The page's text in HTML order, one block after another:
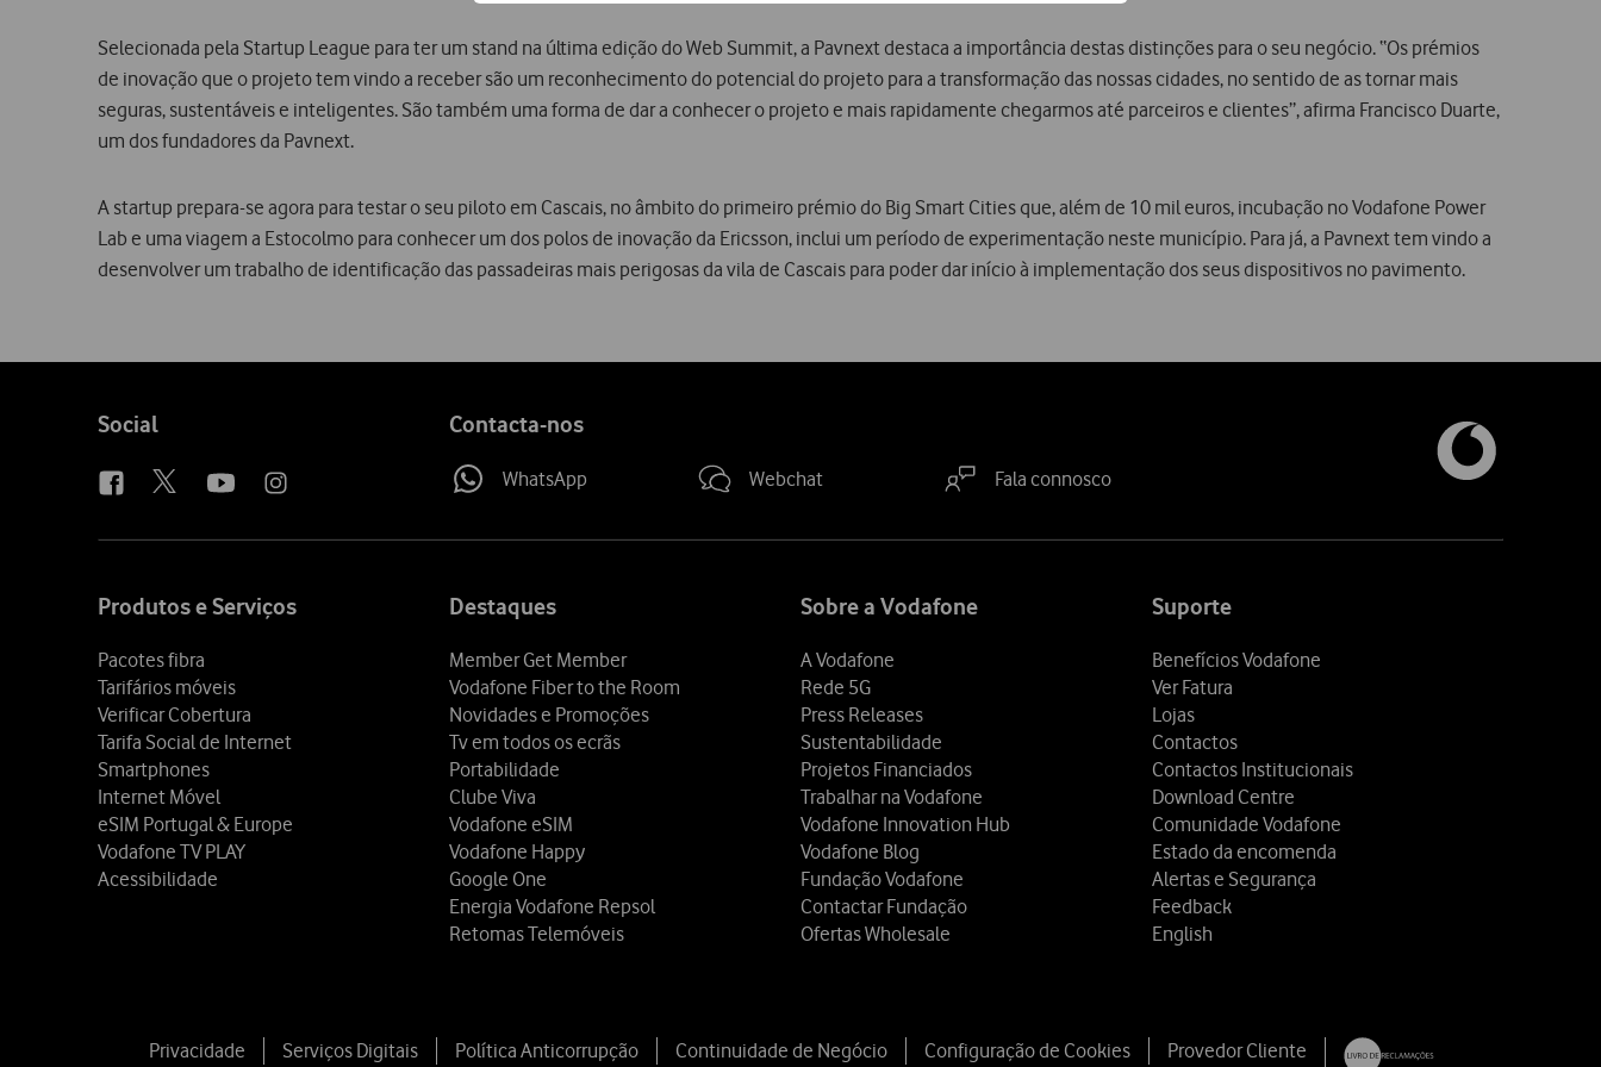
Selecionada pela Startup League para ter um stand na última edição do Web Summit, a Pavnext destaca a importância destas distinções para o seu negócio. “Os prémios
de inovação que o projeto tem vindo a receber são um reconhecimento do potencial do projeto para a transformação das nossas cidades, no sentido de as tornar mais
seguras, sustentáveis e inteligentes. São também uma forma de dar a conhecer o projeto e mais rapidamente chegarmos até parceiros e clientes”, afirma Francisco Duarte,
um dos fundadores da Pavnext.
A startup prepara-se agora para testar o seu piloto em Cascais, no âmbito do primeiro prémio do Big Smart Cities que, além de 10 mil euros, incubação no Vodafone Power
Lab e uma viagem a Estocolmo para conhecer um dos polos de inovação da Ericsson, inclui um período de experimentação neste município. Para já, a Pavnext tem vindo a
desenvolver um trabalho de identificação das passadeiras mais perigosas da vila de Cascais para poder dar início à implementação dos seus dispositivos no pavimento.
Follow
Social Contacta-nos
WhatsApp Webchat Fala connosco
Produtos e Serviços
Pacotes fibra
Tarifários móveis
Verificar Cobertura
Tarifa Social de Internet
Smartphones
Internet Móvel
eSIM Portugal & Europe
Vodafone TV PLAY
Acessibilidade
Destaques
Member Get Member
Vodafone Fiber to the Room
Novidades e Promoções
Tv em todos os ecrãs
Portabilidade
Clube Viva
Vodafone eSIM
Vodafone Happy
Google One
Energia Vodafone Repsol
Retomas Telemóveis
Sobre a Vodafone
A Vodafone
Rede 5G
Press Releases
Sustentabilidade
Projetos Financiados
Trabalhar na Vodafone
Vodafone Innovation Hub
Vodafone Blog
Fundação Vodafone
Contactar Fundação
Ofertas Wholesale
Suporte
Benefícios Vodafone
Ver Fatura
Lojas
Contactos
Contactos Institucionais
Download Centre
Comunidade Vodafone
Estado da encomenda
Alertas e Segurança
Feedback
English
Privacidade Serviços Digitais Política Anticorrupção Continuidade de Negócio Configuração de Cookies Provedor Cliente